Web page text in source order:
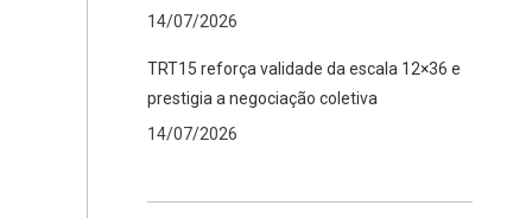
14/07/2026
TRT15 reforça validade da escala 12×36 e
prestigia a negociação coletiva
14/07/2026